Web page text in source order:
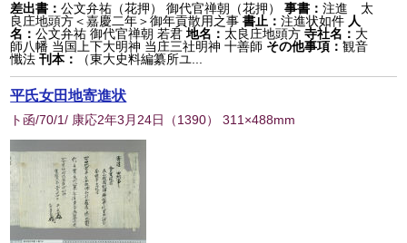
差出書：公文弁祐（花押） 御代官禅朝（花押） 事書：注進 太
良庄地頭方＜嘉慶二年＞御年貢散用之事 書止：注進状如件 人
名：公文弁祐 御代官禅朝 若君 地名： 太良庄地頭方 寺社名： 大
師八幡 当国上下大明神 当庄三社明神 十善師 その他事項：観音
懺法 刊本： （東大史料編纂所ユ...
平氏女田地寄進状
ト函/70/1/ 康応2年3月24日 （1390） 311×488mm